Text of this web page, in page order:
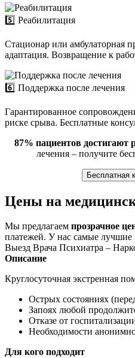
5️⃣ Реабилитация
Стационар или амбулаторная
адаптация. Возвращение к
6️⃣ Поддержка после лечения
Гарантированное
риске срыва. Бесплатные
87% пациентов достигают
лечения – получите
Бесплатная
Цены на
Мы предлагаем прозрачное
платежей. У нас самые
Выезд Врача Психиатра –
Описание
Круглосуточная экстренная
Острых состояниях
Запоях любой
Отказе от
Необходимости
Для кого подходит